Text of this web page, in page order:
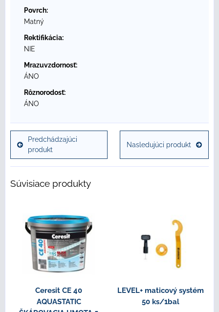
Povrch:
Matný
Rektifikácia:
NIE
Mrazuvzdornosť:
ÁNO
Rôznorodosť:
ÁNO
Predchádzajúci
produkt
Nasledujúci produkt
Súvisiace produkty
Ceresit CE 40
AQUASTATIC
LEVEL+ maticový systém
50 ks/1bal